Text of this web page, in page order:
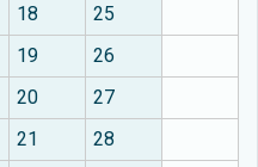
18
25
19
26
20
27
21
28